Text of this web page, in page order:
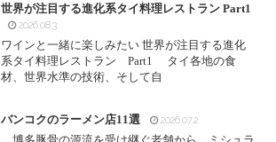
世界が注目する進化系タイ料理レストラン Part1
2026.08.3
ワインと一緒に楽しみたい 世界が注目する進化
系タイ料理レストラン Part1 タイ各地の食
材、世界水準の技術、そして自
バンコクのラーメン店11選 2026.07.2